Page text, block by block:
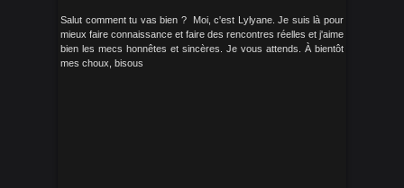
Salut comment tu vas bien ? Moi, c'est Lylyane. Je suis là pour
mieux faire connaissance et faire des rencontres réelles et j'aime
bien les mecs honnêtes et sincères. Je vous attends. À bientôt
mes choux, bisous